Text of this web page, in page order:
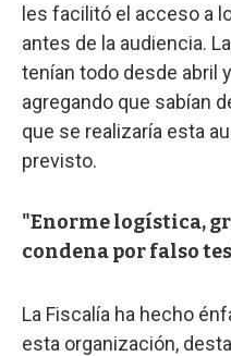
les facilitó el acceso a
antes de la audiencia.
tenían todo desde abril
agregando que sabían
que se realizaría esta
previsto.
"Enorme logística,
condena por falso
La Fiscalía ha hecho
esta organización,